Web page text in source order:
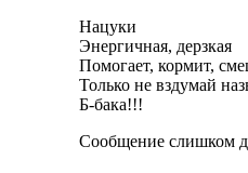
Нацуки
Энергичная, дерзкая
Помогает, кормит,
Только не вздумай
Б-бака!!!
Сообщение слишком